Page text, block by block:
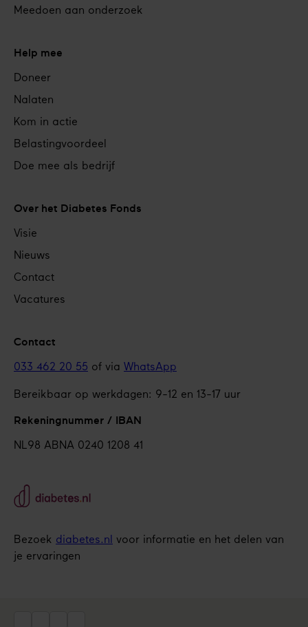
Meedoen aan onderzoek
Help mee
Doneer
Nalaten
Kom in actie
Belastingvoordeel
Doe mee als bedrijf
Over het Diabetes Fonds
Visie
Nieuws
Contact
Vacatures
Contact
033 462 20 55 of via WhatsApp
Bereikbaar op werkdagen: 9-12 en 13-17 uur
Rekeningnummer / IBAN
NL98 ABNA 0240 1208 41
Bezoek diabetes.nl
voor informatie en het delen van
je ervaringen